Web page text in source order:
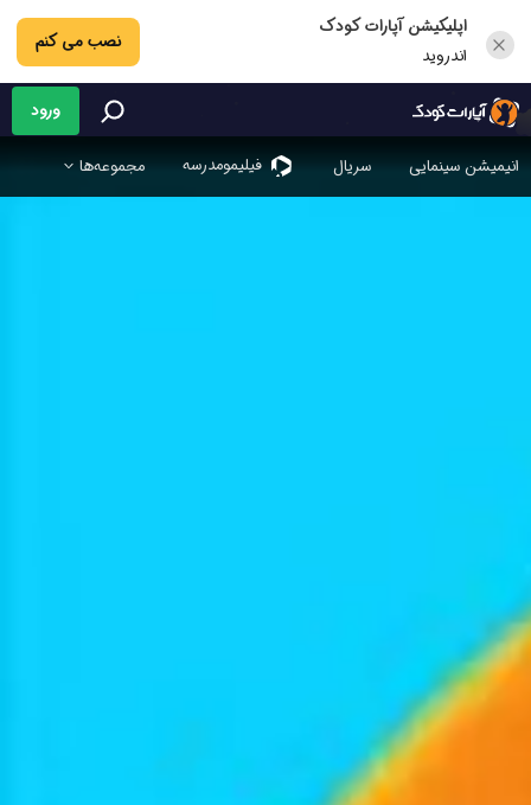
اپلیکیشن آپارات کودک
اندروید
نصب می کنم
انیمیشن سینمایی سریال فیلیمو‌مدرسه مجموعه‌ها
ورود